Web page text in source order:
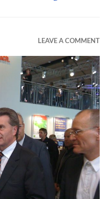
LEAVE A COMMENT